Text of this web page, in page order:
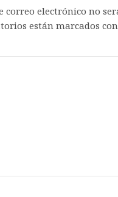
correo electrónico no
están marcados con